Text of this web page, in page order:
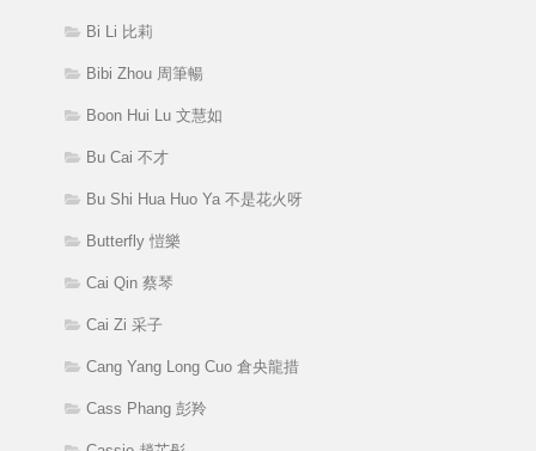
Bi Li 比莉
Bibi Zhou 周筆暢
Boon Hui Lu 文慧如
Bu Cai 不才
Bu Shi Hua Huo Ya 不是花火呀
Butterfly 愷樂
Cai Qin 蔡琴
Cai Zi 采子
Cang Yang Long Cuo 倉央龍措
Cass Phang 彭羚